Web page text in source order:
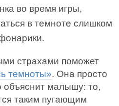
во время игры,
в темноте слишком
страхами поможет
темноты». Она просто
объяснит малышу: то,
таким пугающим